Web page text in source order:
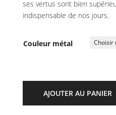
ses vertus sont bien
indispensable de nos jours.
Couleur métal
AJOUTER AU PANIER